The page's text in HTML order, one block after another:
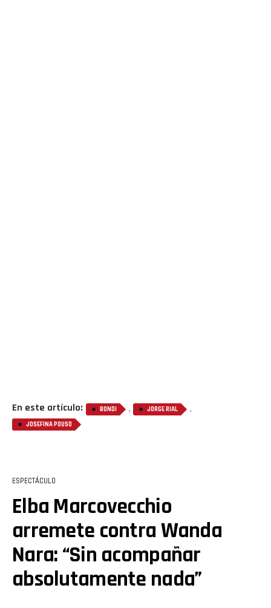
En este artículo: BONDI , JORGE RIAL ,
JOSEFINA POUSO
ESPECTÁCULO
Elba Marcovecchio
arremete contra Wanda
Nara: “Sin acompañar
absolutamente nada”